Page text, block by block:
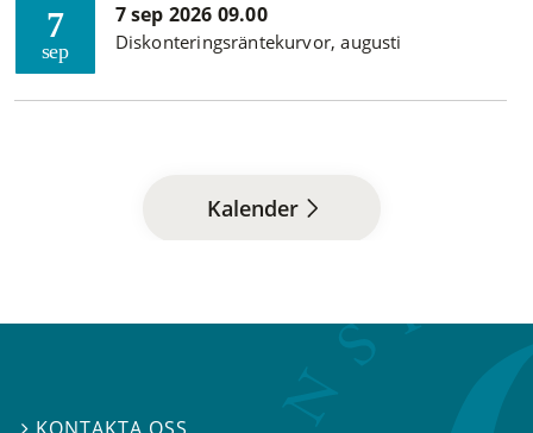
7
sep
7 sep 2026 09.00
Diskonteringsräntekurvor, augusti
Kalender
